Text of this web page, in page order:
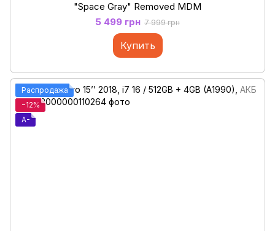
"Space Gray" Removed MDM
5 499 грн 7 999 грн
Купить
Распродажа
−12%
A-